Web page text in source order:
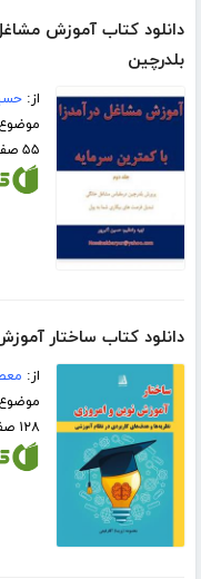
دانلود کتاب آموزش
بلدرچین
از:
۵۵ صفحه
دانلود کتاب ساختار
از:
۱۲۸ صفحه